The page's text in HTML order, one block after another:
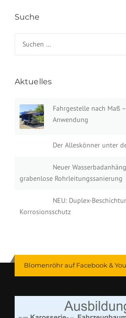
Suche
Aktuelles
Fahrgestelle nach Maß
Anwendung
Der Alleskönner unter
Neuer
grabenlose Rohrleitungssanierung
NEU: Duplex-
Korrosionsschutz
Blomenröhr auf Facebook &